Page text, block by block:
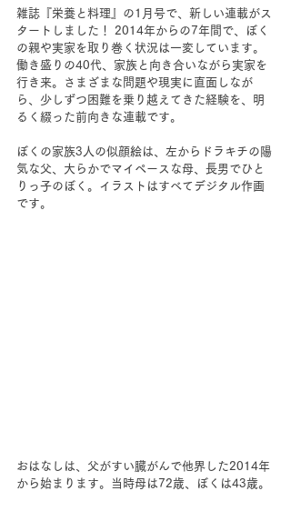
雑誌『栄養と料理』の1月号で、新しい連載がス
タートしました！ 2014年からの7年間で、ぼく
の親や実家を取り巻く状況は一変しています。
働き盛りの40代、家族と向き合いながら実家を
行き来。さまざまな問題や現実に直面しなが
ら、少しずつ困難を乗り越えてきた経験を、明
るく綴った前向きな連載です。
ぼくの家族3人の似顔絵は、左からドラキチの陽
気な父、大らかでマイペースな母、長男でひと
りっ子のぼく。イラストはすべてデジタル作画
です。
おはなしは、父がすい臓がんで他界した2014年
から始まります。当時母は72歳、ぼくは43歳。